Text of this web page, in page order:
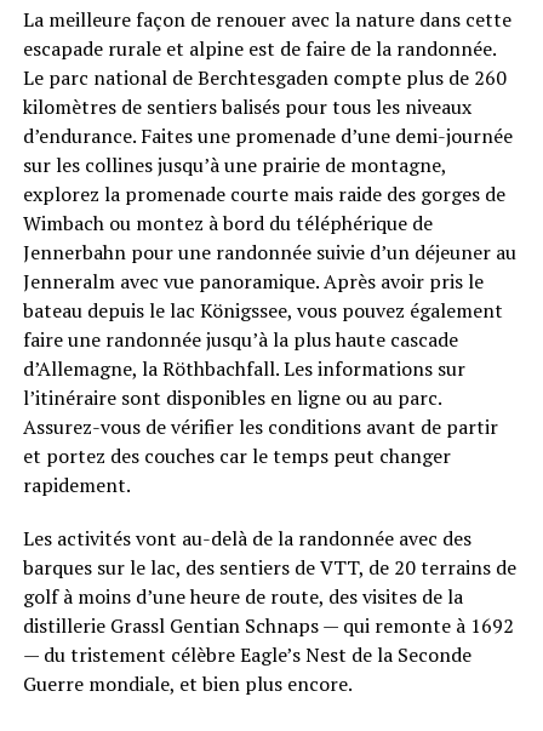
La meilleure façon de renouer avec la nature dans cette
escapade rurale et alpine est de faire de la randonnée.
Le parc national de Berchtesgaden compte plus de 260
kilomètres de sentiers balisés pour tous les niveaux
d’endurance. Faites une promenade d’une demi-journée
sur les collines jusqu’à une prairie de montagne,
explorez la promenade courte mais raide des gorges de
Wimbach ou montez à bord du téléphérique de
Jennerbahn pour une randonnée suivie d’un déjeuner au
Jenneralm avec vue panoramique. Après avoir pris le
bateau depuis le lac Königssee, vous pouvez également
faire une randonnée jusqu’à la plus haute cascade
d’Allemagne, la Röthbachfall. Les informations sur
l’itinéraire sont disponibles en ligne ou au parc.
Assurez-vous de vérifier les conditions avant de partir
et portez des couches car le temps peut changer
rapidement.
Les activités vont au-delà de la randonnée avec des
barques sur le lac, des sentiers de VTT, de 20 terrains de
golf à moins d’une heure de route, des visites de la
distillerie Grassl Gentian Schnaps — qui remonte à 1692
— du tristement célèbre Eagle’s Nest de la Seconde
Guerre mondiale, et bien plus encore.